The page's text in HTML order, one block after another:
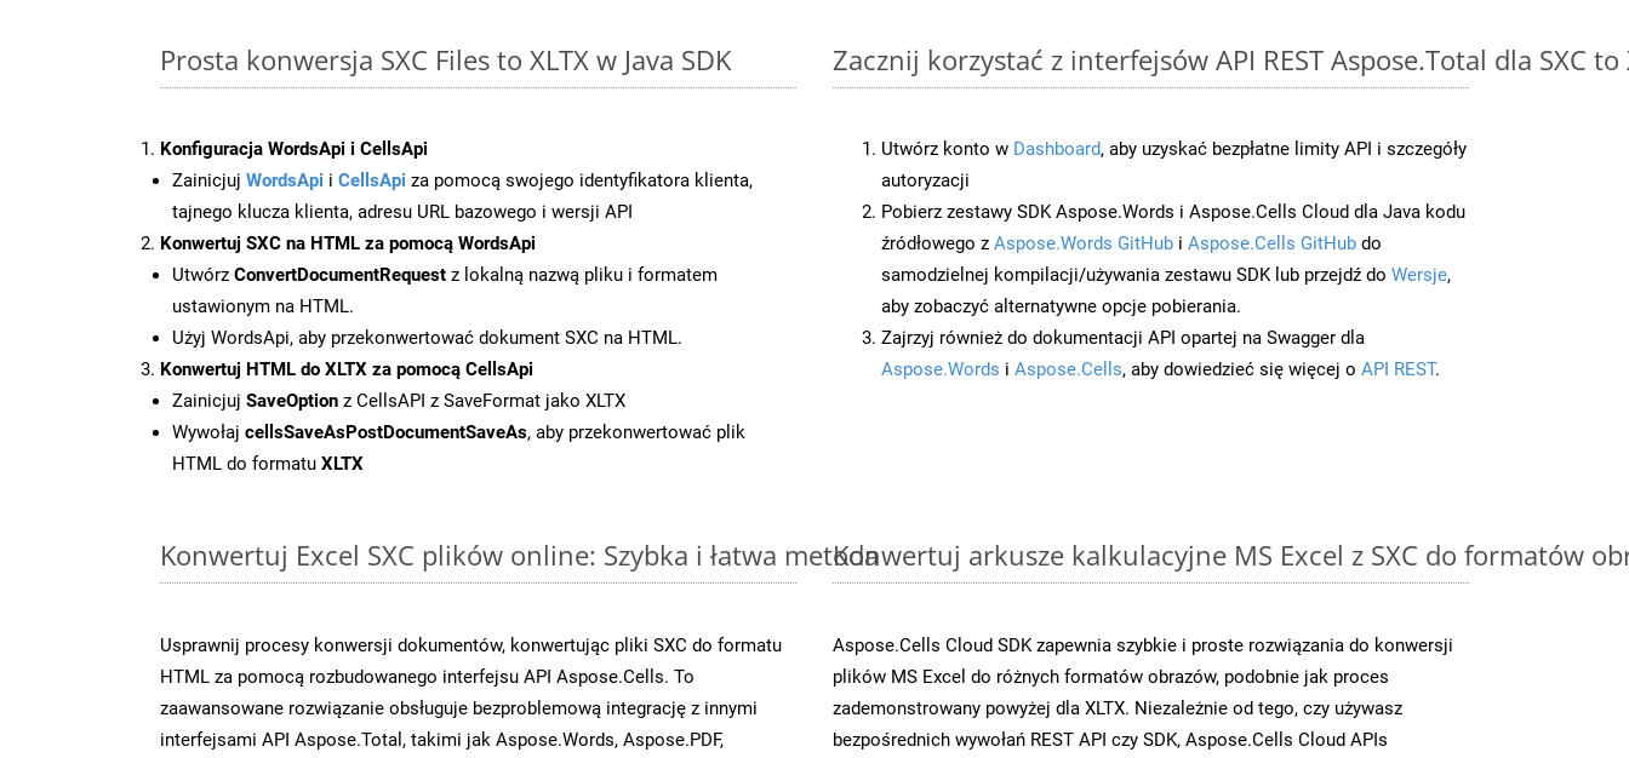
Prosta konwersja SXC Files to XLTX w Java SDK
Konfiguracja WordsApi i CellsApi
Zainicjuj WordsApi i CellsApi za pomocą swojego identyfikatora klienta,
tajnego klucza klienta, adresu URL bazowego i wersji API
Konwertuj SXC na HTML za pomocą WordsApi
Utwórz ConvertDocumentRequest z lokalną nazwą pliku i formatem
ustawionym na HTML.
Użyj WordsApi, aby przekonwertować dokument SXC na HTML.
Konwertuj HTML do XLTX za pomocą CellsApi
Zainicjuj SaveOption z CellsAPI z SaveFormat jako XLTX
Wywołaj cellsSaveAsPostDocumentSaveAs, aby przekonwertować plik
HTML do formatu XLTX
Zacznij korzystać z interfejsów API REST Aspose.Total dla SXC to
Utwórz konto w Dashboard, aby uzyskać bezpłatne limity API i szczegóły
autoryzacji
Pobierz zestawy SDK Aspose.Words i Aspose.Cells Cloud dla Java kodu
źródłowego z Aspose.Words GitHub i Aspose.Cells GitHub do
samodzielnej kompilacji/używania zestawu SDK lub przejdź do Wersje,
aby zobaczyć alternatywne opcje pobierania.
Zajrzyj również do dokumentacji API opartej na Swagger dla
Aspose.Words i Aspose.Cells, aby dowiedzieć się więcej o API REST.
Konwertuj Excel SXC plików online: Szybka i łatwa metoda
Usprawnij procesy konwersji dokumentów, konwertując pliki SXC do formatu
HTML za pomocą rozbudowanego interfejsu API Aspose.Cells. To
zaawansowane rozwiązanie obsługuje bezproblemową integrację z innymi
interfejsami API Aspose.Total, takimi jak Aspose.Words, Aspose.PDF,
Konwertuj arkusze kalkulacyjne MS Excel z SXC do formatów
Aspose.Cells Cloud SDK zapewnia szybkie i proste rozwiązania do konwersji
plików MS Excel do różnych formatów obrazów, podobnie jak proces
zademonstrowany powyżej dla XLTX. Niezależnie od tego, czy używasz
bezpośrednich wywołań REST API czy SDK, Aspose.Cells Cloud APIs